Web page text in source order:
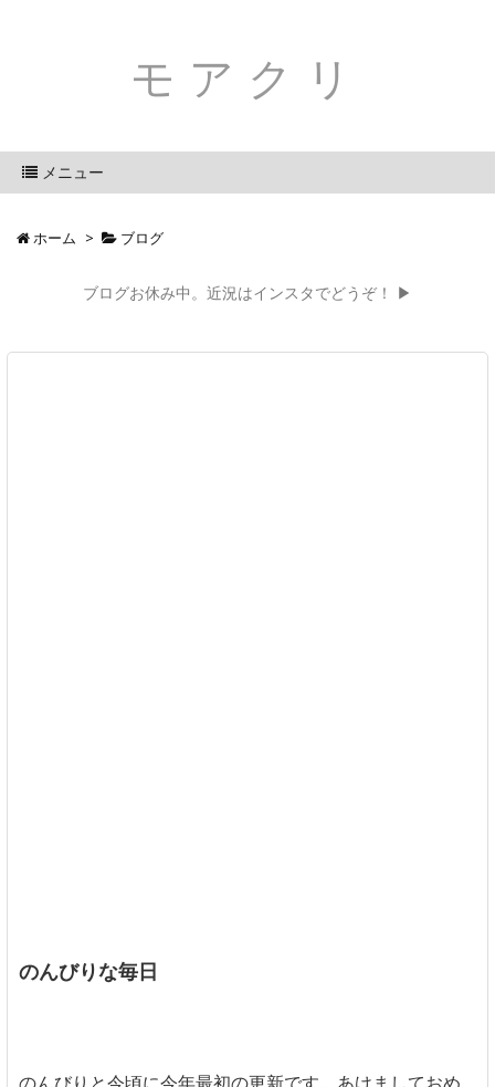
モアクリ
メニュー
ホーム > ブログ
ブログお休み中。近況はインスタでどうぞ！ ▶
のんびりな毎日